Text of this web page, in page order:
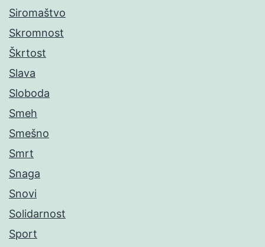
Siromaštvo
Skromnost
Škrtost
Slava
Sloboda
Smeh
Smešno
Smrt
Snaga
Snovi
Solidarnost
Sport